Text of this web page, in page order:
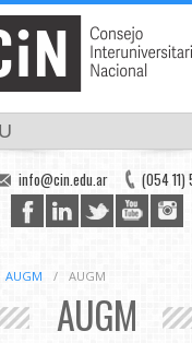
(054 11)
info@cin.edu.ar
AUGM / AUGM
AUGM